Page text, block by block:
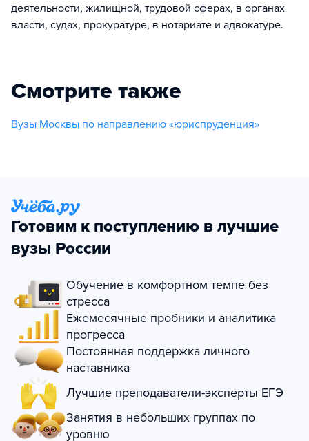
деятельности, жилищной, трудовой сферах, в органах
власти, судах, прокуратуре, в нотариате и адвокатуре.
Смотрите также
Вузы Москвы по направлению «юриспруденция»
Готовим к поступлению в лучшие
вузы России
Обучение в комфортном темпе без
стресса
Ежемесячные пробники и аналитика
прогресса
Постоянная поддержка личного
наставника
Лучшие преподаватели-эксперты ЕГЭ
Занятия в небольших группах по
уровню